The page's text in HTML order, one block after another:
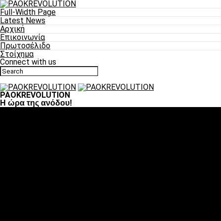
Full-Width Page
Latest News
Αρχική
Επικοινωνία
Πρωτοσέλιδο
Στοίχημα
Connect with us
PAOKREVOLUTION
Η ώρα της ανόδου!